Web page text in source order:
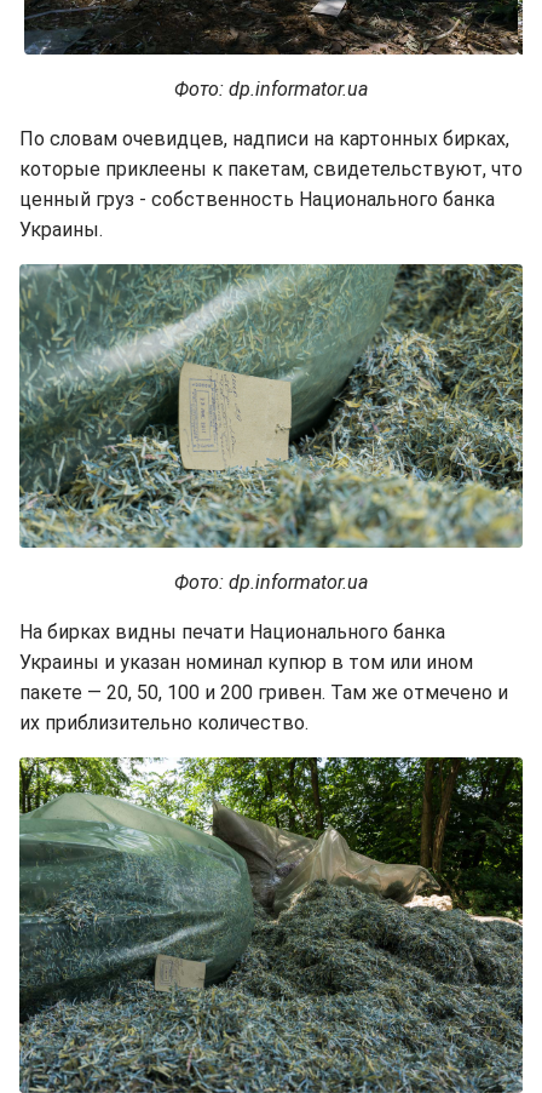
Фото: dp.informator.ua
По словам очевидцев, надписи на картонных бирках,
которые приклеены к пакетам, свидетельствуют, что
ценный груз - собственность Национального банка
Украины.
Фото: dp.informator.ua
На бирках видны печати Национального банка
Украины и указан номинал купюр в том или ином
пакете — 20, 50, 100 и 200 гривен. Там же отмечено и
их приблизительно количество.